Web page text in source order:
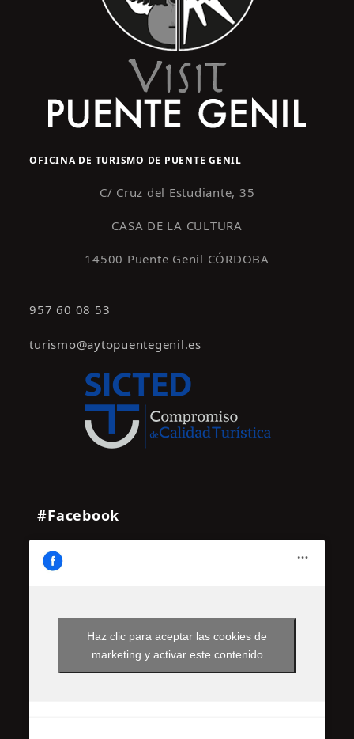
OFICINA DE TURISMO DE PUENTE GENIL
C/ Cruz del Estudiante, 35
CASA DE LA CULTURA
14500 Puente Genil CÓRDOBA
957 60 08 53
turismo@aytopuentegenil.es
#Facebook
Haz clic para aceptar las cookies de
marketing y activar este contenido